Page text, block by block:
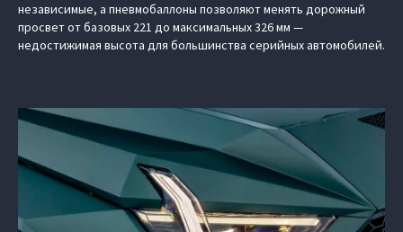
независимые, а пневмобаллоны позволяют менять дорожный
просвет от базовых 221 до максимальных 326 мм —
недостижимая высота для большинства серийных автомобилей.